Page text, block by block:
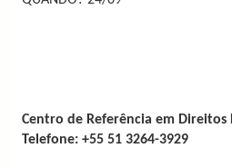
Centro de Referência em Direitos
Telefone: +55 51 3264-3929